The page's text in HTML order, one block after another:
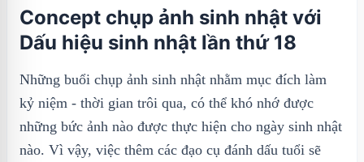
Concept chụp ảnh sinh nhật với
Dấu hiệu sinh nhật lần thứ 18
Những buổi chụp ảnh sinh nhật nhằm mục đích làm
kỷ niệm - thời gian trôi qua, có thể khó nhớ được
những bức ảnh nào được thực hiện cho ngày sinh nhật
nào. Vì vậy, việc thêm các đạo cụ đánh dấu tuổi sẽ